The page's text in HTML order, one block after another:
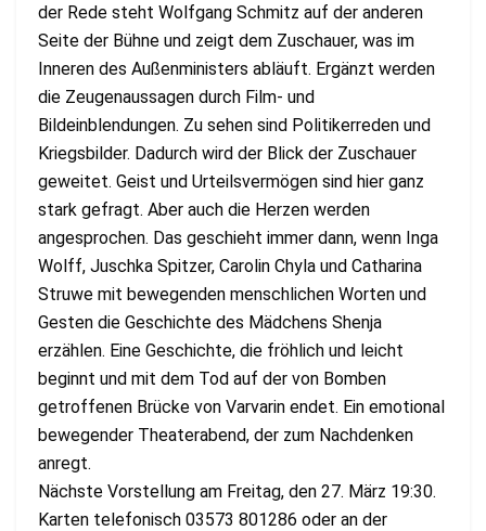
der Rede steht Wolfgang Schmitz auf der anderen
Seite der Bühne und zeigt dem Zuschauer, was im
Inneren des Außenministers abläuft. Ergänzt werden
die Zeugenaussagen durch Film- und
Bildeinblendungen. Zu sehen sind Politikerreden und
Kriegsbilder. Dadurch wird der Blick der Zuschauer
geweitet. Geist und Urteilsvermögen sind hier ganz
stark gefragt. Aber auch die Herzen werden
angesprochen. Das geschieht immer dann, wenn Inga
Wolff, Juschka Spitzer, Carolin Chyla und Catharina
Struwe mit bewegenden menschlichen Worten und
Gesten die Geschichte des Mädchens Shenja
erzählen. Eine Geschichte, die fröhlich und leicht
beginnt und mit dem Tod auf der von Bomben
getroffenen Brücke von Varvarin endet. Ein emotional
bewegender Theaterabend, der zum Nachdenken
anregt.
Nächste Vorstellung am Freitag, den 27. März 19:30.
Karten telefonisch 03573 801286 oder an der